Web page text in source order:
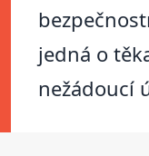
jedná o
nežádoucí